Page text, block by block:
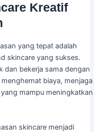
Kreatif
yang tepat adalah
skincare yang sukses.
dan bekerja sama dengan
biaya, menjaga
mampu meningkatkan
skincare menjadi